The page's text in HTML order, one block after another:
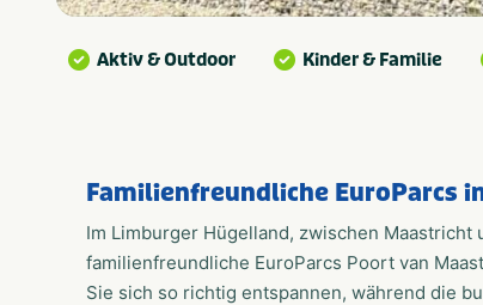
Aktiv & Outdoor Kinder & Familie
Familienfreundliche EuroParcs
Im Limburger Hügelland, zwischen
familienfreundliche EuroParcs Poort van
Sie sich so richtig entspannen, während die